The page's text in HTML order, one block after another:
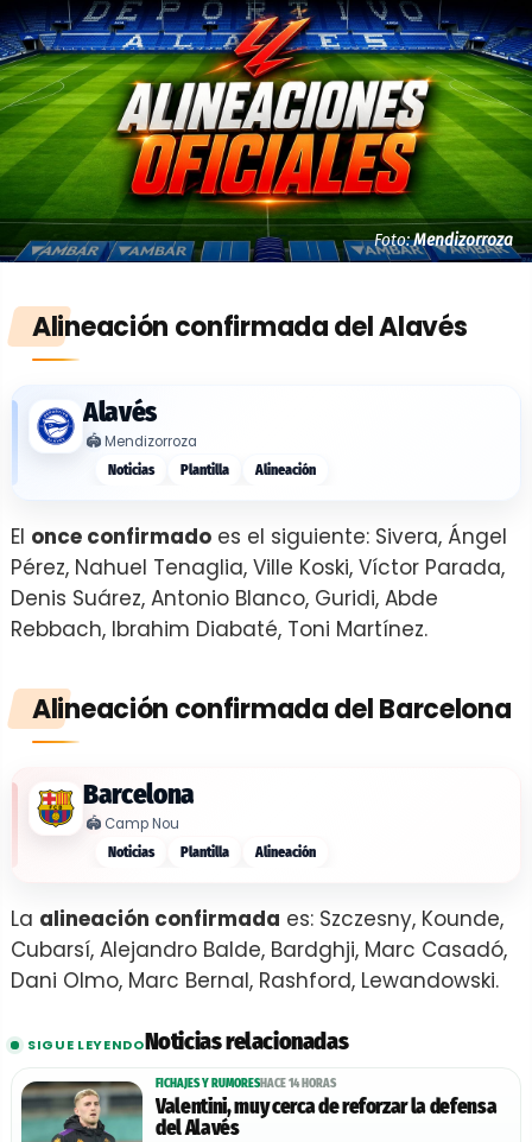
Foto:Mendizorroza
Alineación confirmada del Alavés
Alavés
🏟️Mendizorroza
Noticias Plantilla Alineación
El once confirmado es el siguiente: Sivera, Ángel
Pérez, Nahuel Tenaglia, Ville Koski, Víctor Parada,
Denis Suárez, Antonio Blanco, Guridi, Abde
Rebbach, Ibrahim Diabaté, Toni Martínez.
Alineación confirmada del Barcelona
Barcelona
🏟️ Camp Nou
Noticias Plantilla Alineación
La alineación confirmada es: Szczesny, Kounde,
Cubarsí, Alejandro Balde, Bardghji, Marc Casadó,
Dani Olmo, Marc Bernal, Rashford, Lewandowski.
SIGUE LEYENDONoticias relacionadas
FICHAJES Y RUMORESHACE 14 HORAS
Valentini, muy cerca de reforzar la defensa
del Alavés